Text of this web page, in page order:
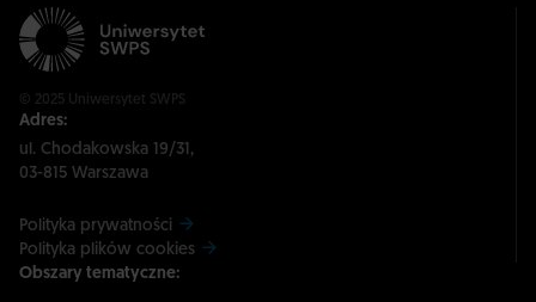
© 2025 Uniwersytet SWPS
Adres:
ul. Chodakowska 19/31,
03-815 Warszawa
Polityka prywatności
Polityka plików cookies
Obszary tematyczne: